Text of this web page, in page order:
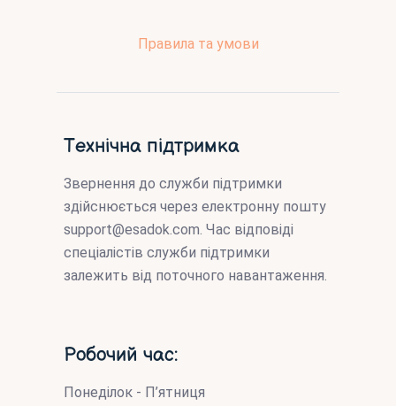
Правила та умови
Технічна підтримка
Звернення до служби підтримки
здійснюється через електронну пошту
support@esadok.com. Час відповіді
спеціалістів служби підтримки
залежить від поточного навантаження.
Робочий час:
Понеділок - П’ятниця